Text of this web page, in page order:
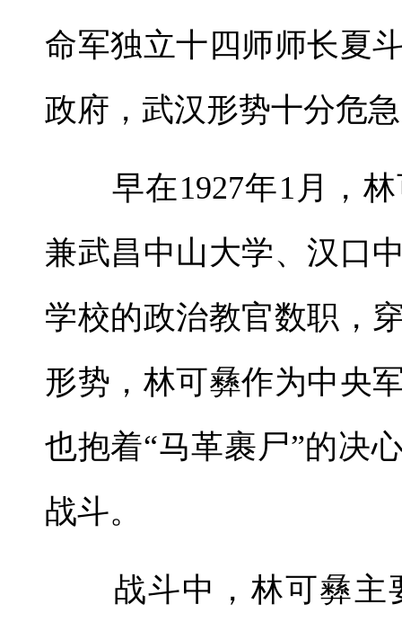
命军独立十四师师长夏
政府，武汉形势十分危
早在1927年1月，林
兼武昌中山大学、汉口
学校的政治教官数职，
形势，林可彝作为中央
也抱着“马革裹尸”的决
战斗。
战斗中，林可彝主